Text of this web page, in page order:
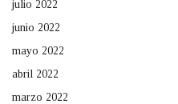
julio 2022
junio 2022
mayo 2022
abril 2022
marzo 2022